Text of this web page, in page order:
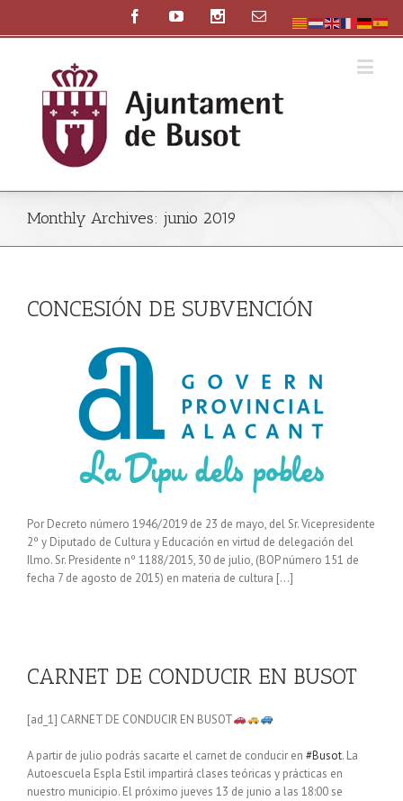
Monthly Archives: junio 2019
CONCESIÓN DE SUBVENCIÓN
Por Decreto número 1946/2019 de 23 de mayo, del Sr. Vicepresidente
2º y Diputado de Cultura y Educación en virtud de delegación del
Ilmo. Sr. Presidente nº 1188/2015, 30 de julio, (BOP número 151 de
fecha 7 de agosto de 2015) en materia de cultura […]
CARNET DE CONDUCIR EN BUSOT
[ad_1] CARNET DE CONDUCIR EN BUSOT
A partir de julio podrás sacarte el carnet de conducir en #Busot. La
Autoescuela Espla Estil impartirá clases teóricas y prácticas en
nuestro municipio. El próximo jueves 13 de junio a las 18:00 se